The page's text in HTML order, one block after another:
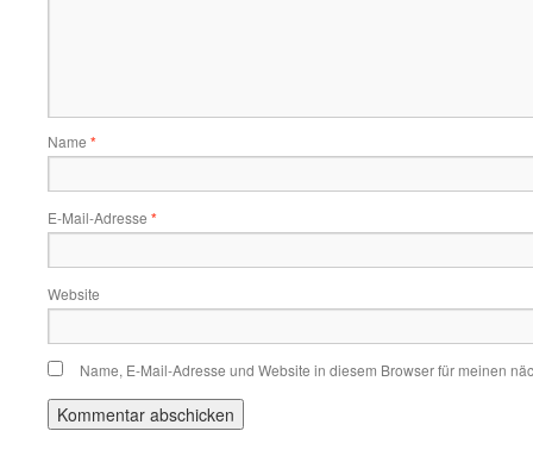
Name *
E-Mail-Adresse *
Website
Name, E-Mail-Adresse und Website in diesem Browser für meinen